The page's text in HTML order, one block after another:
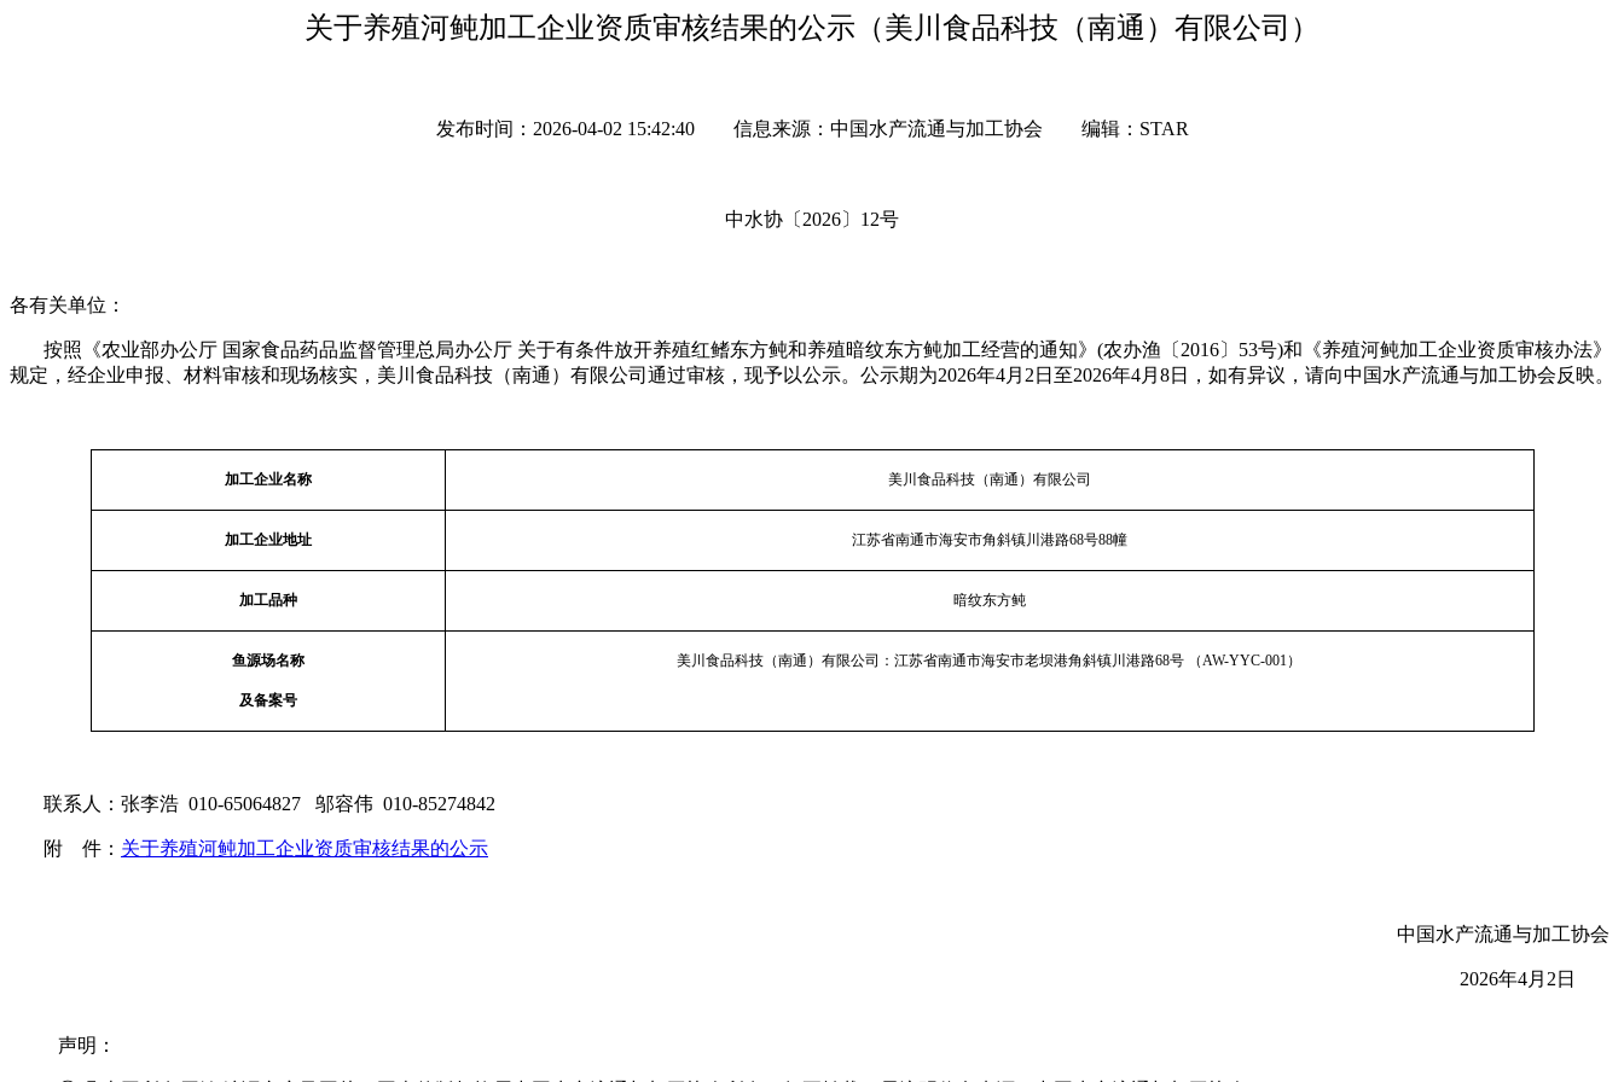
关于养殖河鲀加工企业资质审核结果的公示（美川食品科技（南通）有限公司）
发布时间：2026-04-02 15:42:40 信息来源：中国水产流通与加工协会 编辑：STAR
中水协〔 2026〕 12号
各有关单位：
按照《农业部办公厅 国家食品药品监督管理总局办公厅 关于有条件放开养殖红鳍东方鲀和养殖暗纹东方鲀加工经营的通知》(农办渔〔2016〕53号)和《养殖河鲀加工企业资质审核办法》
规定，经企业申报、材料审核和现场核实，美川食品科技（南通）有限公司通过审核，现予以公示。公示期为2026年4月2日至2026年4月8日，如有异议，请向中国水产流通与加工协会反映。
加工企业名称 美川食品科技（南通）有限公司
加工企业地址 江苏省南通市海安市角斜镇川港路68号88幢
加工品种 暗纹东方鲀
鱼源场名称
及备案号
美川食品科技（南通）有限公司：江苏省南通市海安市老坝港角斜镇川港路68号 （AW-YYC-001）
联系人：张李浩 010-65064827 邬容伟 010-85274842
附 件： 关于养殖河鲀加工企业资质审核结果的公示
中国水产流通与加工协会
2026年4月2日
声明：